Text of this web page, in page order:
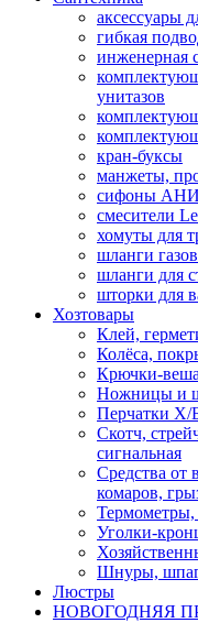
аксессуары
гибкая
инженерная
унитазов
кран-буксы
манжеты,
сифоны АНИ
смесители
хомуты для
шланги
шланги для
шторки для
Хозтовары
Клей,
Колёса,
Крючки-
Ножницы и
Перчатки Х/
Скотч,
сигнальная
Средства от
комаров,
Термометры,
Уголки-
Шнуры,
Люстры
НОВОГОДНЯЯ